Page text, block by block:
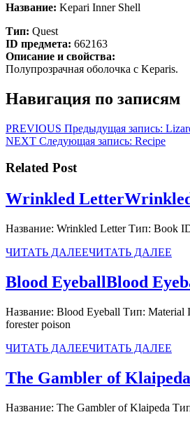
Название: Kepari Inner Shell
Тип: Quest
ID предмета: 662163
Описание и свойства:
Полупрозрачная оболочка с Keparis.
Навигация по записям
PREVIOUS Предыдущая запись:
NEXT Следующая запись: Recipe
Related Post
Wrinkled Letter
Название: Wrinkled Letter Тип: Book
ЧИТАТЬ ДАЛЕЕЧИТАТЬ ДАЛЕЕ
Blood EyeballBlood
Название: Blood Eyeball Тип: Material
forester poison
ЧИТАТЬ ДАЛЕЕЧИТАТЬ ДАЛЕЕ
The Gambler of Klaipeda
Название: The Gambler of Klaipeda